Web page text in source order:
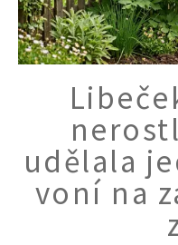
udělala
voní na